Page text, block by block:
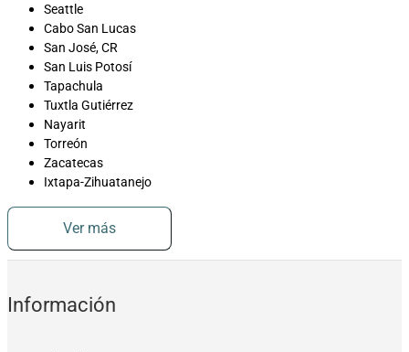
Seattle
Cabo San Lucas
San José, CR
San Luis Potosí
Tapachula
Tuxtla Gutiérrez
Nayarit
Torreón
Zacatecas
Ixtapa-Zihuatanejo
Ver más
Información